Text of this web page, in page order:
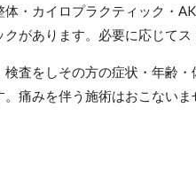
・カイロプラクティック・
があります。必要に応じてス
検査をしその方の症状・年齢
痛みを伴う施術はおこないま